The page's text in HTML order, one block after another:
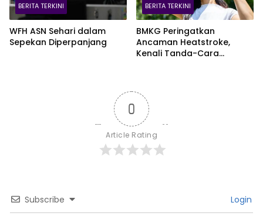
BERITA TERKINI
WFH ASN Sehari dalam
Sepekan Diperpanjang
BERITA TERKINI
BMKG Peringatkan
Ancaman Heatstroke,
Kenali Tanda-Cara
0
Article Rating
Subscribe Login